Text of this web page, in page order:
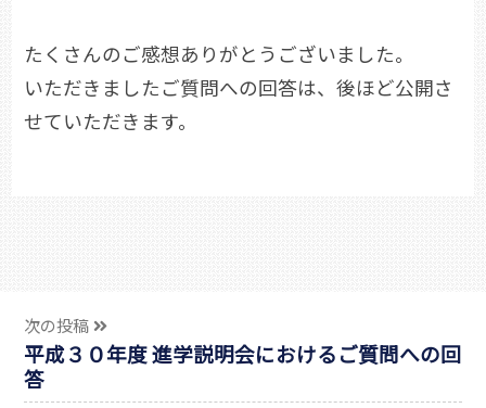
たくさんのご感想ありがとうございました。
いただきましたご質問への回答は、後ほど公開さ
せていただきます。
次の投稿
平成３０年度 進学説明会におけるご質問への回
答